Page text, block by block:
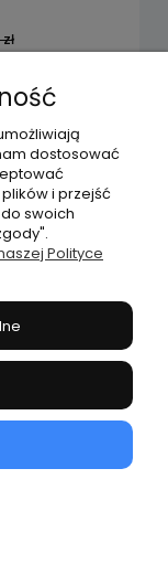
dostosować
i przejść
swoich
Polityce